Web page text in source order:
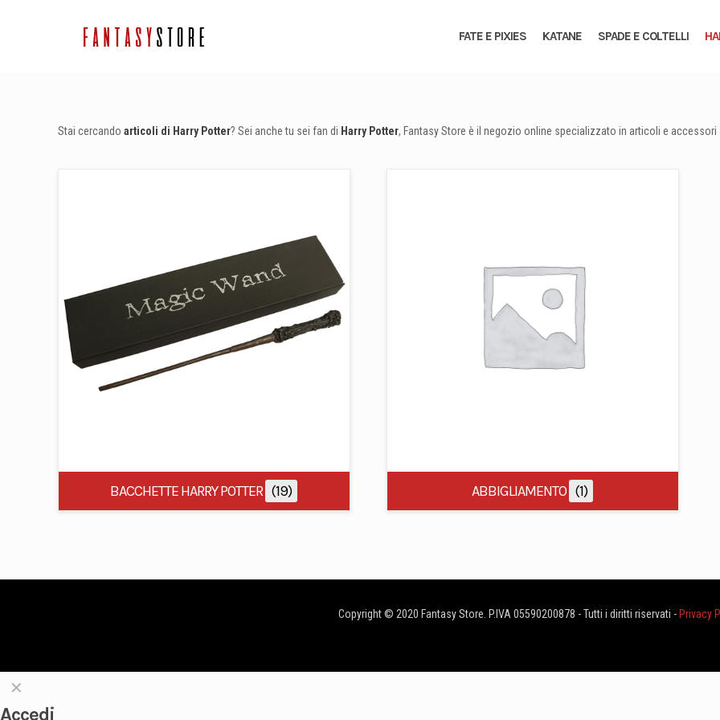
FATE E PIXIES KATANE SPADE E COLTELLI
Stai cercando articoli di Harry Potter? Sei anche tu sei fan di Harry Potter, Fantasy Store è il negozio online specializzato in articoli e accessori
BACCHETTE HARRY POTTER (19) ABBIGLIAMENTO (1)
Copyright © 2020 Fantasy Store. P.IVA 05590200878 - Tutti i diritti riservati - Privacy
✕
Accedi